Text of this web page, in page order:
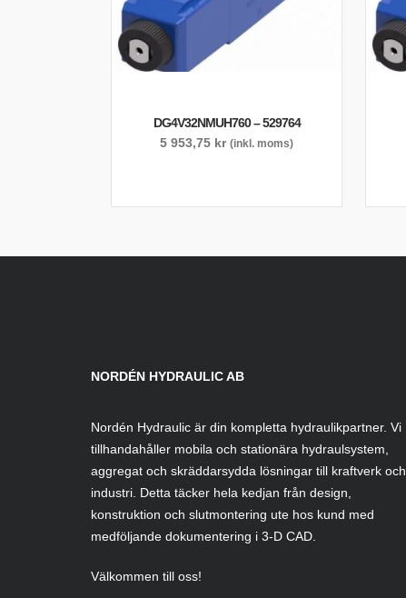
DG4V32NMUH760 – 529764
5 953,75 kr (inkl. moms)
NORDÉN HYDRAULIC AB
Nordén Hydraulic är din kompletta hydraulikpartner. Vi
tillhandahåller mobila och stationära hydraulsystem,
aggregat och skräddarsydda lösningar till kraftverk och
industri. Detta täcker hela kedjan från design,
konstruktion och slutmontering ute hos kund med
medföljande dokumentering i 3-D CAD.
Välkommen till oss!